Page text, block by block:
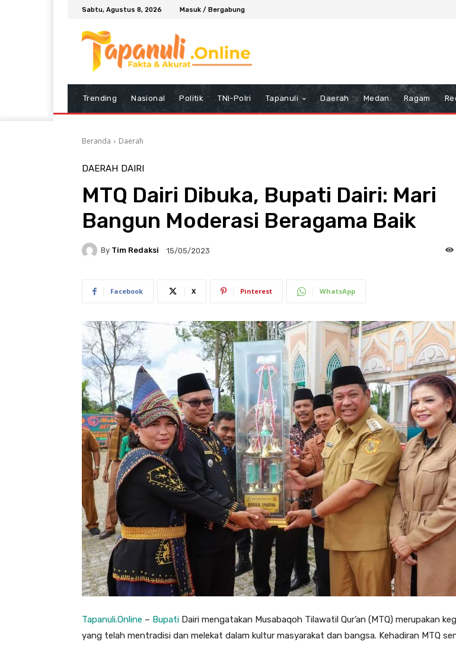
Sabtu, Agustus 8, 2026 Masuk / Bergabung
Trending Nasional Politik TNI-Polri Tapanuli Daerah Medan Ragam
Beranda Daerah
DAERAH DAIRI
MTQ Dairi Dibuka, Bupati Dairi: Mari
Bangun Moderasi Beragama Baik
By Tim Redaksi 15/05/2023
Facebook X Pinterest WhatsApp
Tapanuli.Online – Bupati Dairi mengatakan Musabaqoh Tilawatil Qur’an (MTQ) merupakan
yang telah mentradisi dan melekat dalam kultur masyarakat dan bangsa. Kehadiran MTQ